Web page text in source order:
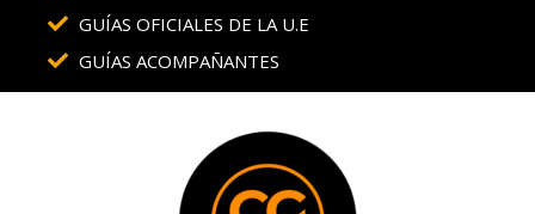
GUÍAS OFICIALES DE LA U.E
GUÍAS ACOMPAÑANTES